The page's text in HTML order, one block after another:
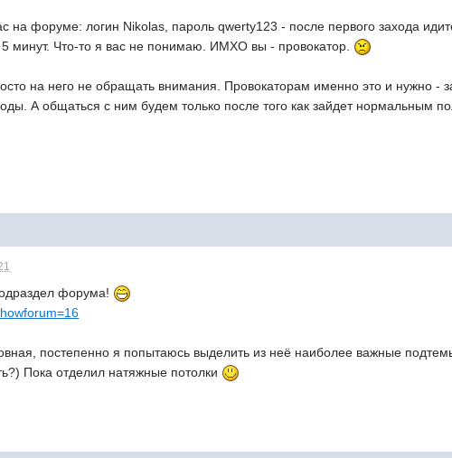
на форуме: логин Nikolas, пароль qwerty123 - после первого захода
минут. Что-то я вас не понимаю. ИМХО вы - провокатор.
на него не обращать внимания. Провокаторам именно это и нужно -
А общаться с ним будем только после того как зайдет нормальным
форума!
постепенно я попытаюсь выделить из неё наиболее важные
Пока отделил натяжные потолки